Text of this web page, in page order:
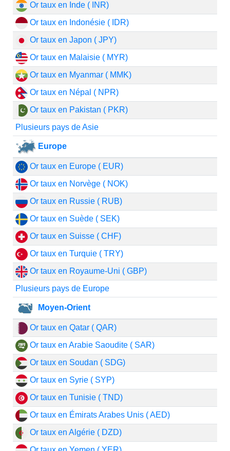
Or taux en Inde ( INR)
Or taux en Indonésie ( IDR)
Or taux en Japon ( JPY)
Or taux en Malaisie ( MYR)
Or taux en Myanmar ( MMK)
Or taux en Népal ( NPR)
Or taux en Pakistan ( PKR)
Plusieurs pays de Asie
Europe
Or taux en Europe ( EUR)
Or taux en Norvège ( NOK)
Or taux en Russie ( RUB)
Or taux en Suède ( SEK)
Or taux en Suisse ( CHF)
Or taux en Turquie ( TRY)
Or taux en Royaume-Uni ( GBP)
Plusieurs pays de Europe
Moyen-Orient
Or taux en Qatar ( QAR)
Or taux en Arabie Saoudite ( SAR)
Or taux en Soudan ( SDG)
Or taux en Syrie ( SYP)
Or taux en Tunisie ( TND)
Or taux en Émirats Arabes Unis ( AED)
Or taux en Algérie ( DZD)